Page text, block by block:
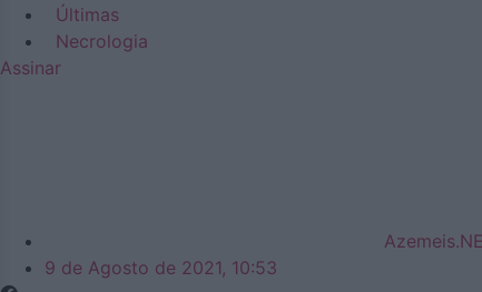
Últimas
Necrologia
Assinar
9 de Agosto de 2021, 10:53